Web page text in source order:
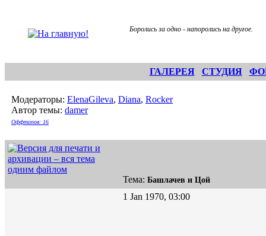
Боролись за одно - напоролись на другое.
ГАЛЕРЕЯ СТУДИЯ
Модераторы: ElenaGileva, Diana, Rocker
Автор темы: damer
Оффтопов: 16
Тема: Башлачев и Цой
1 Jan 1970, 03:00